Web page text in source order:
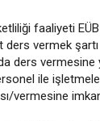
faaliyeti
ders vermek
ders vermesine
ile
vermesine